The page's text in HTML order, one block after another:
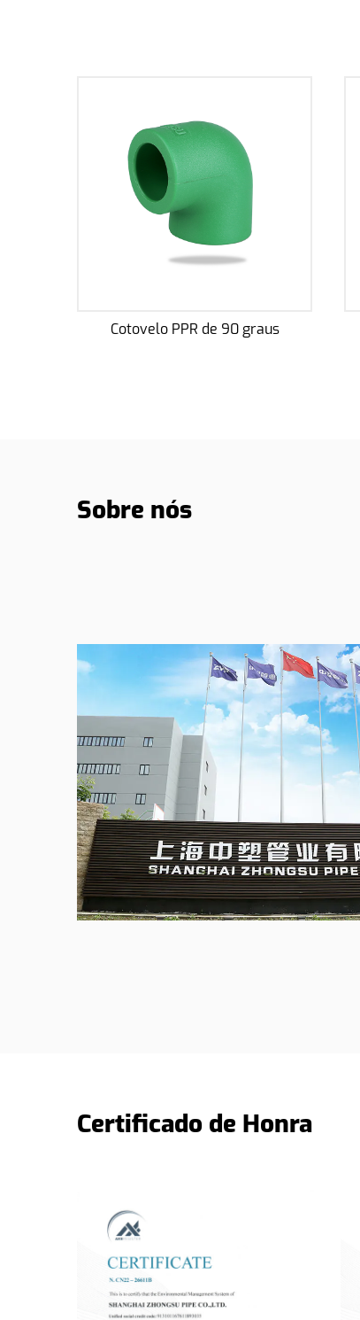
Cotovelo roscado fêmea PPR
Sobre nós
Certificado de Honra